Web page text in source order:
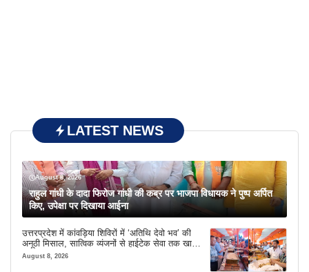
LATEST NEWS
August 8, 2026
राहुल गांधी के दादा फिरोज गांधी की कब्र पर भाजपा विधायक ने पुष्प अर्पित
किए, उपेक्षा पर दिखाया आईना
उत्तरप्रदेश में कांवड़िया शिविरों में ‘अतिथि देवो भव’ की
अनूठी मिसाल, सात्विक व्यंजनों से हाईटेक सेवा तक खास
इंतजाम
August 8, 2026